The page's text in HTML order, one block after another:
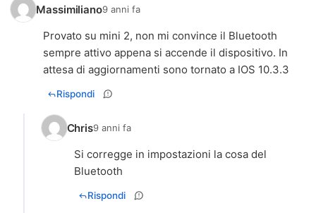
Massimiliano9 anni fa
Provato su mini 2, non mi convince il Bluetooth
sempre attivo appena si accende il dispositivo. In
attesa di aggiornamenti sono tornato a IOS 10.3.3
Rispondi
Chris9 anni fa
Si corregge in impostazioni la cosa del
Bluetooth
Rispondi